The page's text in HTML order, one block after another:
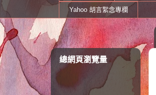
Yahoo 胡言絮念專欄
總網頁瀏覽量